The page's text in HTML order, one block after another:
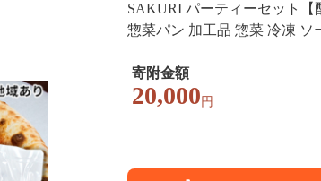
SAKURI パーティーセット【
惣菜パン 加工品 惣菜 冷凍 ソ
寄附金額
20,000 円